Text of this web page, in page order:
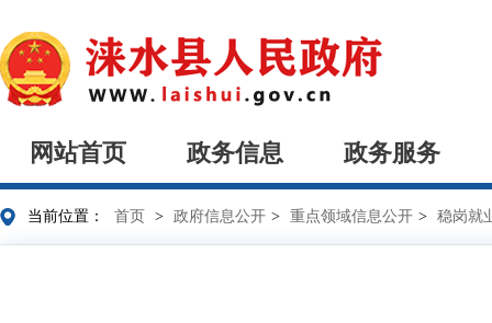
网站首页 政务信息 政务服务
当前位置： 首页 > 政府信息公开 > 重点领域信息公开 > 稳岗就